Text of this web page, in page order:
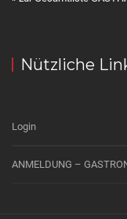
Nützliche
Login
ANMELDUNG –